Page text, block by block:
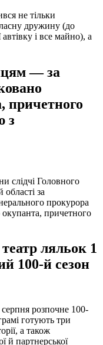
не тільки
дружину (до
і все майно), а
— за
причетного
з
слідчі Головного
за
прокурора
окупанта, причетного
ляльок 1
100-й сезон
розпочне 100-
готують три
а також
й партнерської